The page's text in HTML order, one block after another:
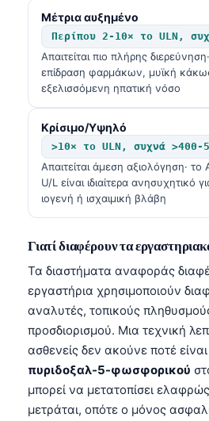
Μέτρια αυξημένο
Περίπου 2-10× το ULN,
Απαιτείται πιο πλήρης
επίδραση φαρμάκων, μυϊκή
εξελισσόμενη ηπατική νόσο
Κρίσιμο/Υψηλό
>10× το ULN, συχνά >400-
Απαιτείται άμεση αξιολόγηση·
U/L είναι ιδιαίτερα ανησυχητικό
ιογενή ή ισχαιμική βλάβη
Γιατί διαφέρουν τα
Τα διαστήματα αναφοράς
εργαστήρια χρησιμοποιούν
αναλυτές, τοπικούς
προσδιορισμού. Μια τεχνική
ασθενείς δεν ακούνε ποτέ είναι
πυριδοξαλ-5-φωσφορικού
μπορεί να μετατοπίσει
μετράται, οπότε ο μόνος